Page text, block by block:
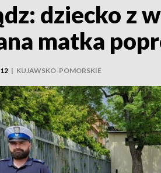
dziecko z
matka
| KUJAWSKO-POMORSKIE